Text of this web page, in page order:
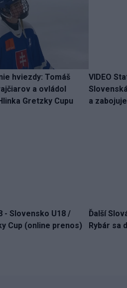
hviezdy: Tomáš
a ovládol
Gretzky Cupu
VIDEO
a
- Slovensko U18 /
Cup (online prenos)
Ďalší
Rybár sa